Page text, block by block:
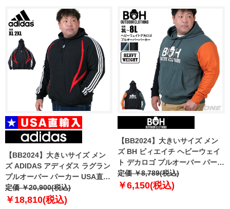
【BB2024】大きいサイズ メン
ズ ADIDAS アディダス ラグラン
プルオーバー パーカー USA直輸
入 ix9644
定価 ￥20,900(税込)
￥18,810(税込)
【BB2024】大きいサイズ メン
ズ BH ビィエイチ ヘビーウェイ
ト デカロゴ プルオーバー パーカ
ー bh-sw240404
定価 ￥8,789(税込)
￥6,150(税込)